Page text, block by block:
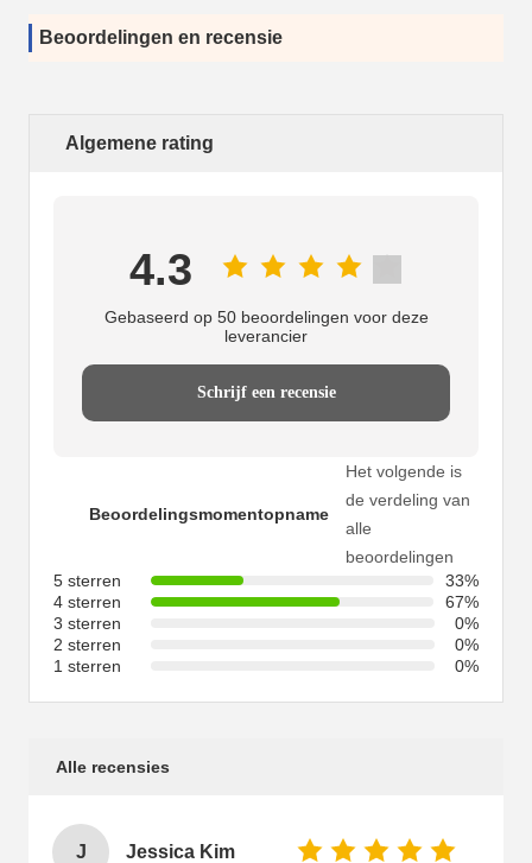
Beoordelingen en recensie
Algemene rating
4.3
Gebaseerd op 50 beoordelingen voor deze
leverancier
Schrijf een recensie
Beoordelingsmomentopname
Het volgende is
de verdeling van
alle
beoordelingen
5 sterren
33%
4 sterren
67%
3 sterren
0%
2 sterren
0%
1 sterren
0%
Alle recensies
J Jessica Kim